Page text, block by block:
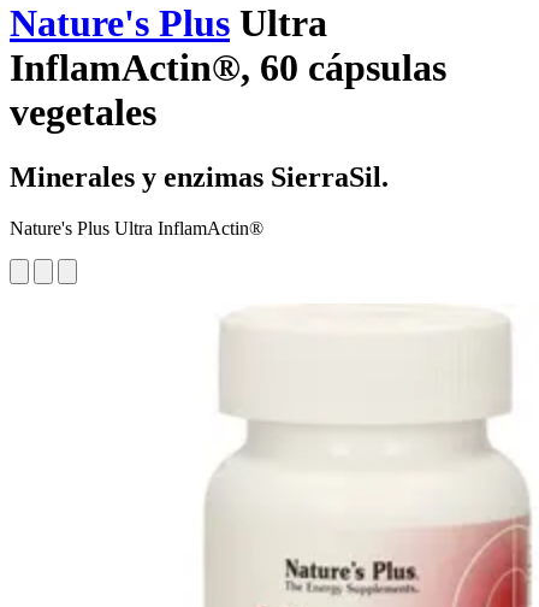
Nature's Plus Ultra
InflamActin®, 60 cápsulas
vegetales
Minerales y enzimas SierraSil.
Nature's Plus Ultra InflamActin®